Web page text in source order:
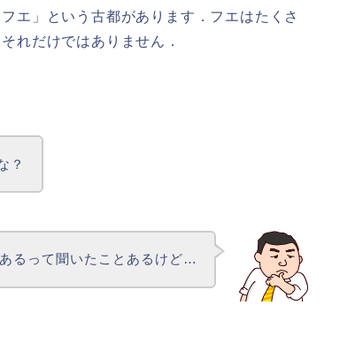
エ」という古都があります．フエはたくさ
れだけではありません．
？
るって聞いたことあるけど…